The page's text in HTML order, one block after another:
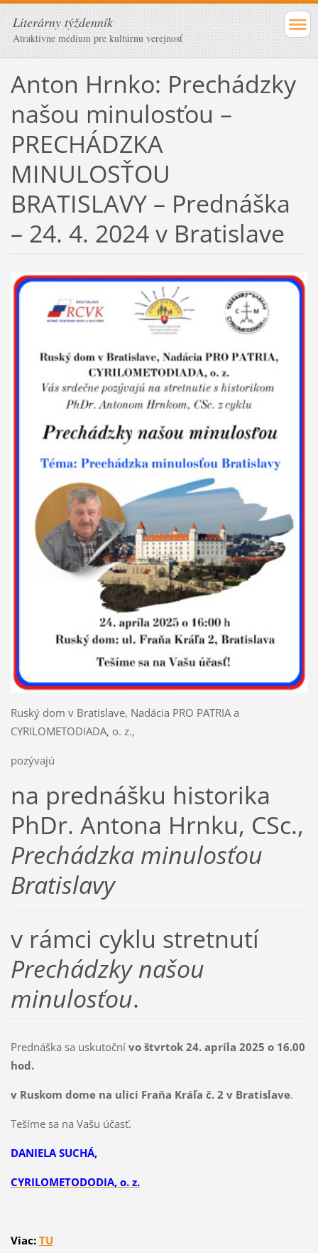
Literárny týždenník
Atraktívne médium pre kultúrnu verejnosť
Anton Hrnko: Prechádzky
našou minulosťou –
PRECHÁDZKA
MINULOSŤOU
BRATISLAVY – Prednáška
– 24. 4. 2024 v Bratislave
Ruský dom v Bratislave, Nadácia PRO PATRIA a
CYRILOMETODIADA, o. z.,
pozývajú
na prednášku historika
PhDr. Antona Hrnku, CSc.,
Prechádzka minulosťou
Bratislavy
v rámci cyklu stretnutí
Prechádzky našou
minulosťou.
Prednáška sa uskutoční vo štvrtok 24. apríla 2025 o 16.00
hod.
v Ruskom dome na ulici Fraňa Kráľa č. 2 v Bratislave.
Tešíme sa na Vašu účasť.
DANIELA SUCHÁ,
CYRILOMETODODIA, o. z.
Viac: TU